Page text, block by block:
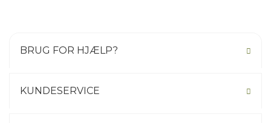
BRUG FOR HJÆLP?
KUNDESERVICE